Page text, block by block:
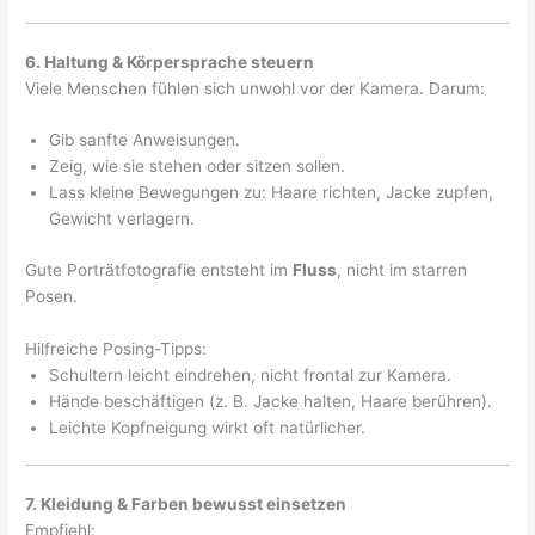
6. Haltung & Körpersprache steuern
Viele Menschen fühlen sich unwohl vor der Kamera. Darum:
Gib sanfte Anweisungen.
Zeig, wie sie stehen oder sitzen sollen.
Lass kleine Bewegungen zu: Haare richten, Jacke zupfen,
Gewicht verlagern.
Gute Porträtfotografie entsteht im Fluss, nicht im starren
Posen.
Hilfreiche Posing-Tipps:
Schultern leicht eindrehen, nicht frontal zur Kamera.
Hände beschäftigen (z. B. Jacke halten, Haare berühren).
Leichte Kopfneigung wirkt oft natürlicher.
7. Kleidung & Farben bewusst einsetzen
Empfiehl: